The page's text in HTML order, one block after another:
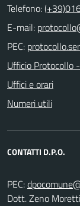
Telefono:
E-mail:
PEC:
Ufficio Protocollo
Uffici e orari
Numeri utili
CONTATTI D.P.O.
PEC:
Dott. Zeno Moretti